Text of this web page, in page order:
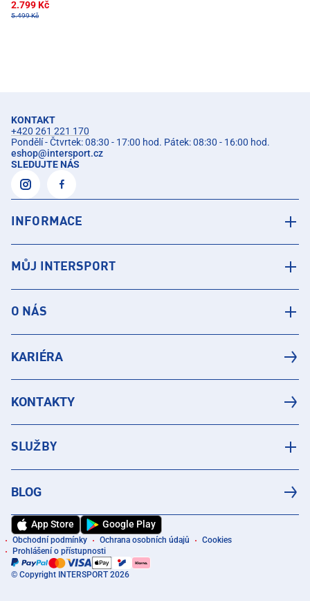
2.799 Kč
5.499 Kč
KONTAKT
+420 261 221 170
Pondělí - Čtvrtek: 08:30 - 17:00 hod. Pátek: 08:30 - 16:00 hod.
eshop@intersport.cz
SLEDUJTE NÁS
INFORMACE
MŮJ INTERSPORT
O NÁS
KARIÉRA
KONTAKTY
SLUŽBY
BLOG
App Store Google Play
Obchodní podmínky Ochrana osobních údajů
Cookies
Prohlášení o přístupnosti
© Copyright INTERSPORT 2026